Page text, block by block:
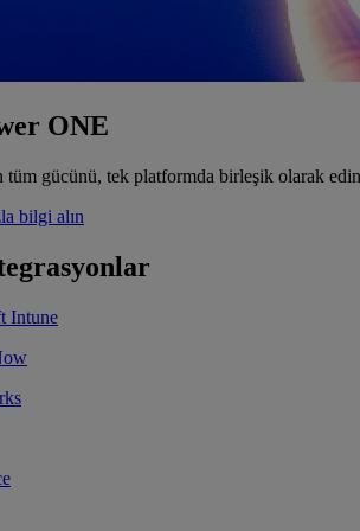
ONE
tüm gücünü, tek platformda birleşik olarak
bilgi alın
Intune